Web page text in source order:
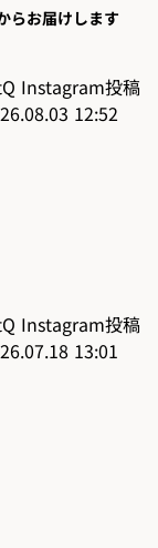
らお届けします